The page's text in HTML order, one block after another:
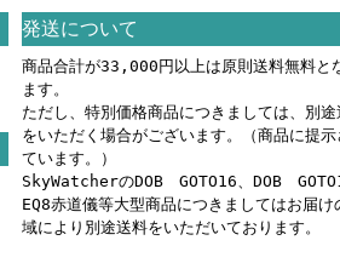
発送について
商品合計が33,000円以上は原則送料無料と
ます。
ただし、特別価格商品につきましては、別途
をいただく場合がございます。（商品に提示
ています。）
SkyWatcherのDOB GOTO16、DOB
EQ8赤道儀等大型商品につきましてはお届け
域により別途送料をいただいております。